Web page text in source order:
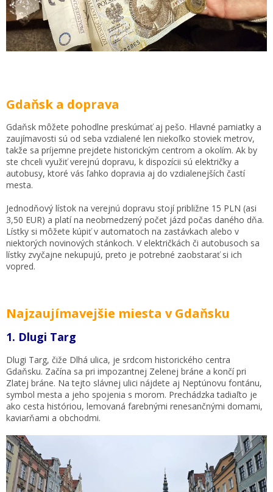
Gdaňsk a doprava
Gdaňsk môžete pohodlne preskúmať aj pešo. Hlavné pamiatky a
zaujímavosti sú od seba vzdialené len niekoľko stoviek metrov,
takže sa príjemne prejdete historickým centrom a okolím. Ak by
ste chceli využiť verejnú dopravu, k dispozícii sú električky a
autobusy, ktoré vás ľahko dopravia aj do vzdialenejších častí
mesta.
Jednodňový lístok na verejnú dopravu stojí približne 15 PLN (asi
3,50 EUR) a platí na neobmedzený počet jázd počas daného dňa.
Lístky si môžete kúpiť v automatoch na zastávkach alebo v
niektorých novinových stánkoch. V električkách či autobusoch sa
lístky zvyčajne nekupujú, preto je potrebné zaobstarať si ich
vopred.
Najzaujímavejšie miesta v Gdaňsku
1. Dlugi Targ
Dlugi Targ, čiže Dlhá ulica, je srdcom historického centra
Gdaňsku. Začína sa pri impozantnej Zelenej bráne a končí pri
Zlatej bráne. Na tejto slávnej ulici nájdete aj Neptúnovu fontánu,
symbol mesta a jeho spojenia s morom. Prechádzka tadiaľto je
ako cesta históriou, lemovaná farebnými renesančnými domami,
kaviarňami a obchodmi.